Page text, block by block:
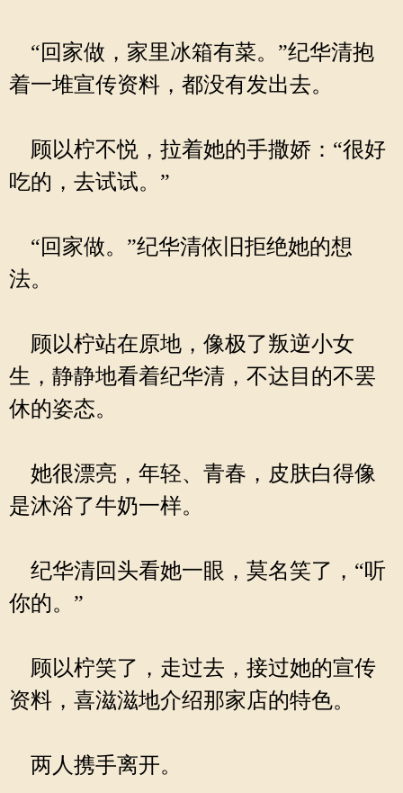
“回家做，家里冰箱有菜。”纪华清抱
着一堆宣传资料，都没有发出去。
顾以柠不悦，拉着她的手撒娇：“很好
吃的，去试试。”
“回家做。”纪华清依旧拒绝她的想
法。
顾以柠站在原地，像极了叛逆小女
生，静静地看着纪华清，不达目的不罢
休的姿态。
她很漂亮，年轻、青春，皮肤白得像
是沐浴了牛奶一样。
纪华清回头看她一眼，莫名笑了，“听
你的。”
顾以柠笑了，走过去，接过她的宣传
资料，喜滋滋地介绍那家店的特色。
两人携手离开。